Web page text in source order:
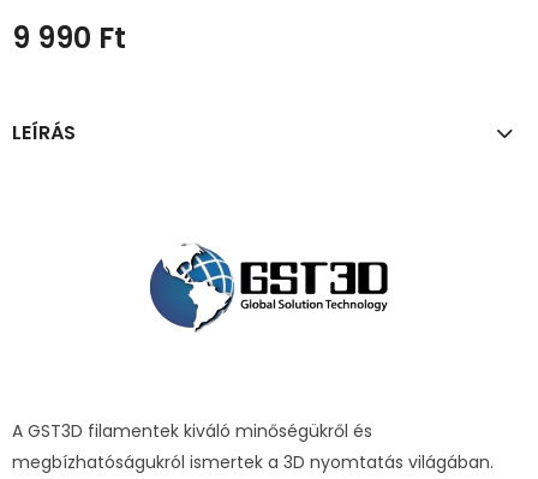
9 990 Ft
LEÍRÁS
A GST3D filamentek kiváló minőségükről és
megbízhatóságukról ismertek a 3D nyomtatás világában.